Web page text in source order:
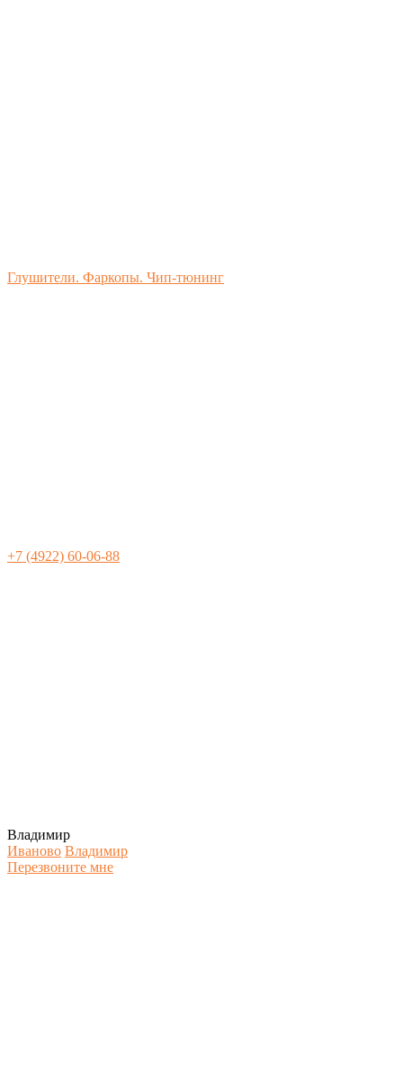
Глушители. Фаркопы. Чип-тюнинг
+7 (4922) 60-06-88
Владимир
Иваново Владимир
Перезвоните мне